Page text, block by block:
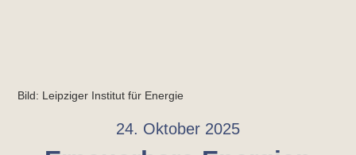
Bild: Leipziger Institut für Energie
24. Oktober 2025